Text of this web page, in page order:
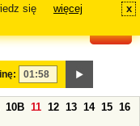
się
więcej x
10B 11 12 13 14 15 16